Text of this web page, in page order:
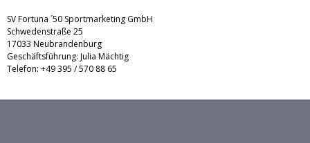
SV Fortuna ´50 Sportmarketing GmbH
Schwedenstraße 25
17033 Neubrandenburg
Geschäftsführung: Julia Mächtig
Telefon: +49 395 / 570 88 65